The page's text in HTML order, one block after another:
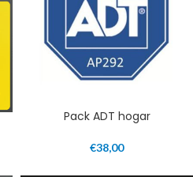
Pack ADT hogar
€38,00